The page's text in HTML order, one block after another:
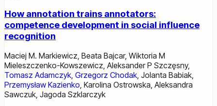
How annotation trains annotators:
competence development in social influence
recognition
Maciej M. Markiewicz Beata Bajcar, Wiktoria M
Mieleszczenko-Kowszewicz Aleksander P Szczęsny,
Tomasz Adamczyk Grzegorz Chodak Jolanta Babiak
Przemysław Kazienko Karolina Ostrowska Aleksandra
Sawczuk Jagoda Szklarczyk